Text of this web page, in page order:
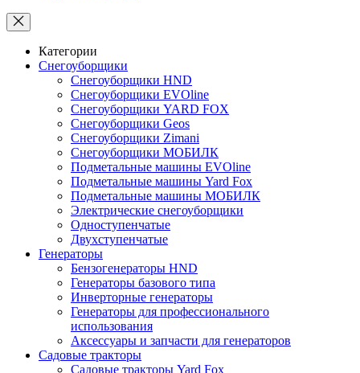
Категории
Снегоуборщики
Снегоуборщики HND
Снегоуборщики EVOline
Снегоуборщики YARD FOX
Снегоуборщики Geos
Снегоуборщики Zimani
Снегоуборщики МОБИЛК
Подметальные машины EVOline
Подметальные машины Yard Fox
Подметальные машины МОБИЛК
Электрические снегоуборщики
Одноступенчатые
Двухступенчатые
Генераторы
Бензогенераторы HND
Генераторы базового типа
Инверторные генераторы
Генераторы для профессионального
использования
Аксессуары и запчасти для генераторов
Садовые тракторы
Садовые тракторы Yard Fox